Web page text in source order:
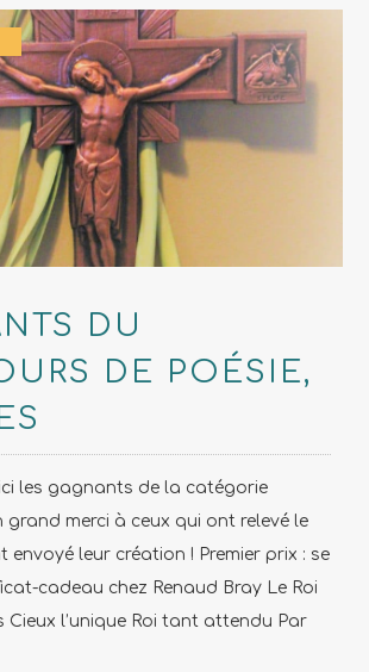
DU
DE POÉSIE,
les gagnants de la catégorie
grand merci à ceux qui ont relevé le
envoyé leur création ! Premier prix : se
cadeau chez Renaud Bray Le Roi
Cieux l’unique Roi tant attendu Par